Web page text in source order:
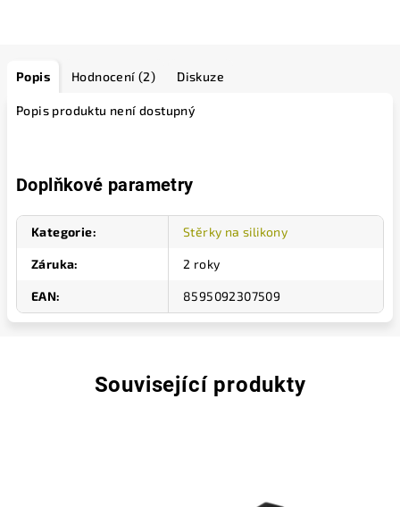
Popis Hodnocení (2) Diskuze
Popis produktu není dostupný
Doplňkové parametry
Kategorie: Stěrky na silikony
Záruka: 2 roky
EAN: 8595092307509
Související produkty